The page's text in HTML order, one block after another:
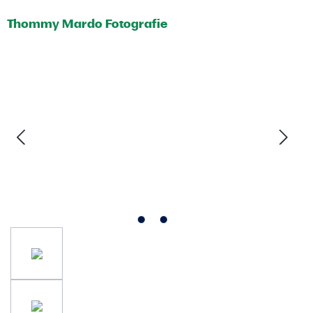
Thommy Mardo Fotografie